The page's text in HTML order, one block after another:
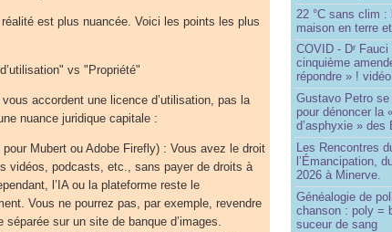
est plus nuancée. Voici les points les plus
vs "Propriété"
accordent une licence d’utilisation, pas la
nuance juridique capitale :
pour Mubert ou Adobe Firefly) : Vous avez le droit
vidéos, podcasts, etc., sans payer de droits à
l’IA ou la plateforme reste le
Vous ne pourrez pas, par exemple, revendre
sur un site de banque d’images.
22 °C sans clim
maison en terre
COVID - Dr
cinquième
répondre » ! vidéo
Gustavo Petro se
pour dénoncer la
d’asphyxie » des
Les Rencontres
l’Émancipation,
2026 à Minerve.
Généalogie de
chanson : poly =
suceur de sang